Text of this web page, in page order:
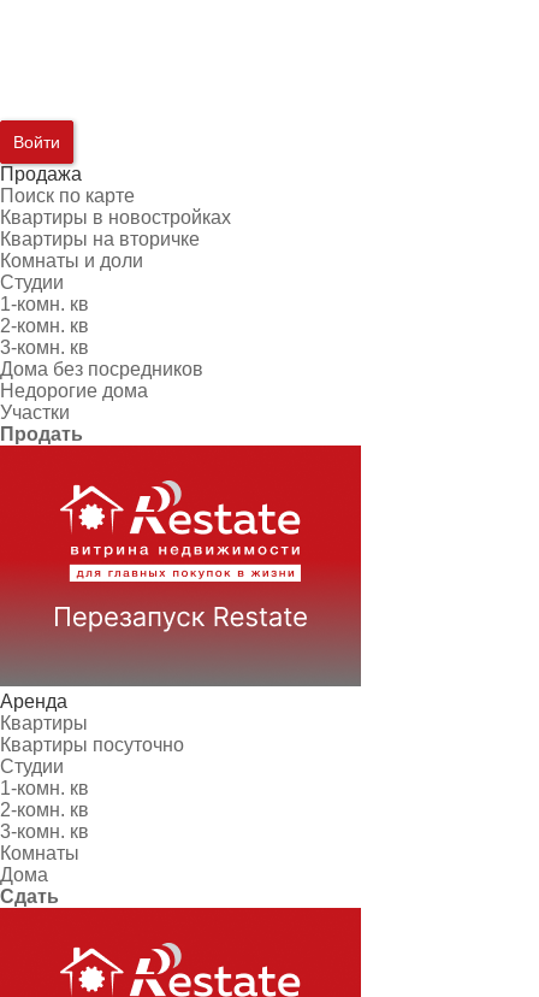
Войти
Продажа
Поиск по карте
Квартиры в новостройках
Квартиры на вторичке
Комнаты и доли
Студии
1-комн. кв
2-комн. кв
3-комн. кв
Дома без посредников
Недорогие дома
Участки
Продать
Аренда
Квартиры
Квартиры посуточно
Студии
1-комн. кв
2-комн. кв
3-комн. кв
Комнаты
Дома
Сдать